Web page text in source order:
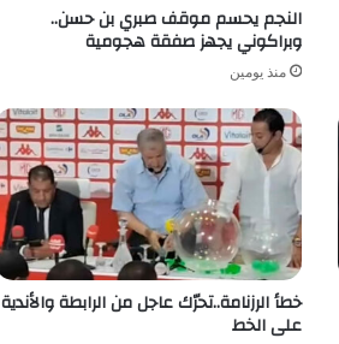
النجم يحسم موقف صبري بن حسن..
وبراكوني يجهز صفقة هجومية
منذ يومين
خطأ الرزنامة..تحرّك عاجل من الرابطة والأندية
على الخط